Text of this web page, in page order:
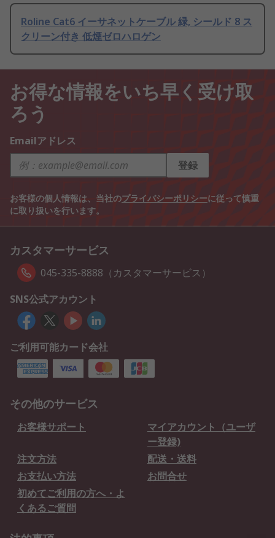
Roline Cat6 イーサネットケーブル 緑, シールド 8 ス
クリーン付き 低煙ゼロハロゲン
お得な情報をいち早く受け取
ろう
Emailアドレス
登録
お客様の個人情報は、当社のプライバシーポリシーに従って慎重
に取り扱いを行います。
カスタマーサービス
045-335-8888（カスタマーサービス）
SNS公式アカウント
ご利用可能カード会社
その他のサービス
お客様サポート
マイアカウント（ユーザ
ー登録)
注文方法
配送・送料
お支払い方法
お問合せ
初めてご利用の方へ・よ
くあるご質問